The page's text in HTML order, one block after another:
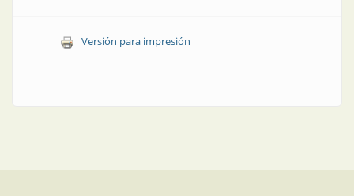
Versión para impresión